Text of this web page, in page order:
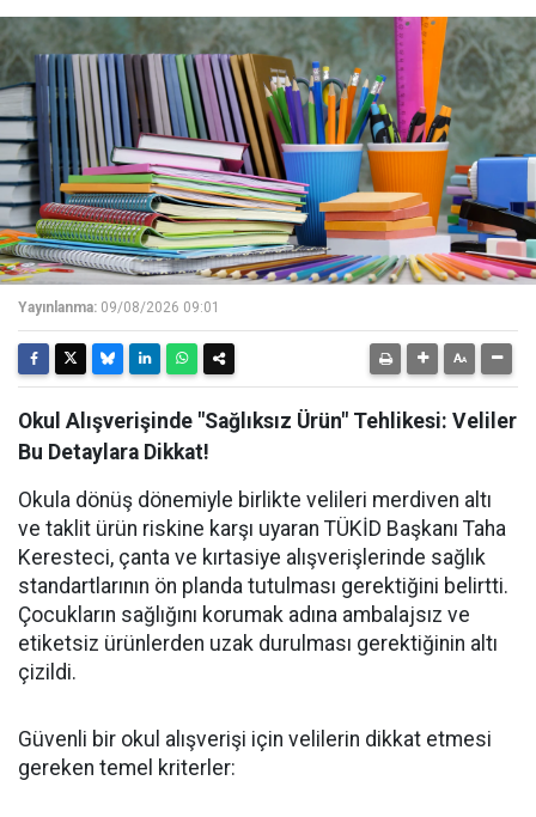
Yayınlanma: 09/08/2026 09:01
Okul Alışverişinde "Sağlıksız Ürün" Tehlikesi: Veliler
Bu Detaylara Dikkat!
Okula dönüş dönemiyle birlikte velileri merdiven altı
ve taklit ürün riskine karşı uyaran TÜKİD Başkanı Taha
Keresteci, çanta ve kırtasiye alışverişlerinde sağlık
standartlarının ön planda tutulması gerektiğini belirtti.
Çocukların sağlığını korumak adına ambalajsız ve
etiketsiz ürünlerden uzak durulması gerektiğinin altı
çizildi.
Güvenli bir okul alışverişi için velilerin dikkat etmesi
gereken temel kriterler: